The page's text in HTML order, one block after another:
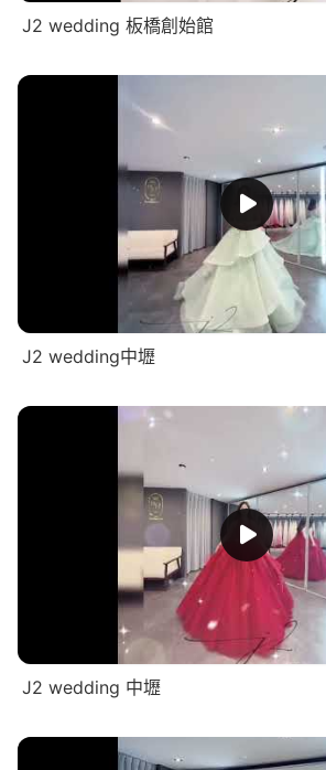
J2 wedding 板橋創始館
J2 wedding中壢
J2 wedding 中壢